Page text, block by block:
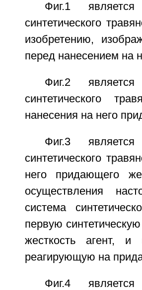
Фиг.1
синтетического
изобретению,
перед нанесением на
Фиг.2
синтетического
нанесения на него
Фиг.3
синтетического
него придающего
осуществления
система
первую
жесткость агент, и
реагирующую на
Фиг.4